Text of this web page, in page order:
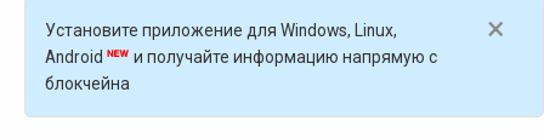
×
Установите приложение для Windows, Linux,
Android
и получайте информацию напрямую с
блокчейна